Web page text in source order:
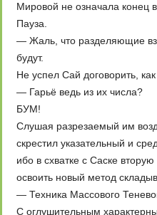
Мировой не означала конец
Пауза.
— Жаль, что разделяющие
будут.
Не успел Сай договорить,
— Гарьё ведь из их числа?
БУМ!
Слушая разрезаемый им
скрестил указательный и
ибо в схватке с Саске
освоить новый метод
— Техника Массового
С оглушительным